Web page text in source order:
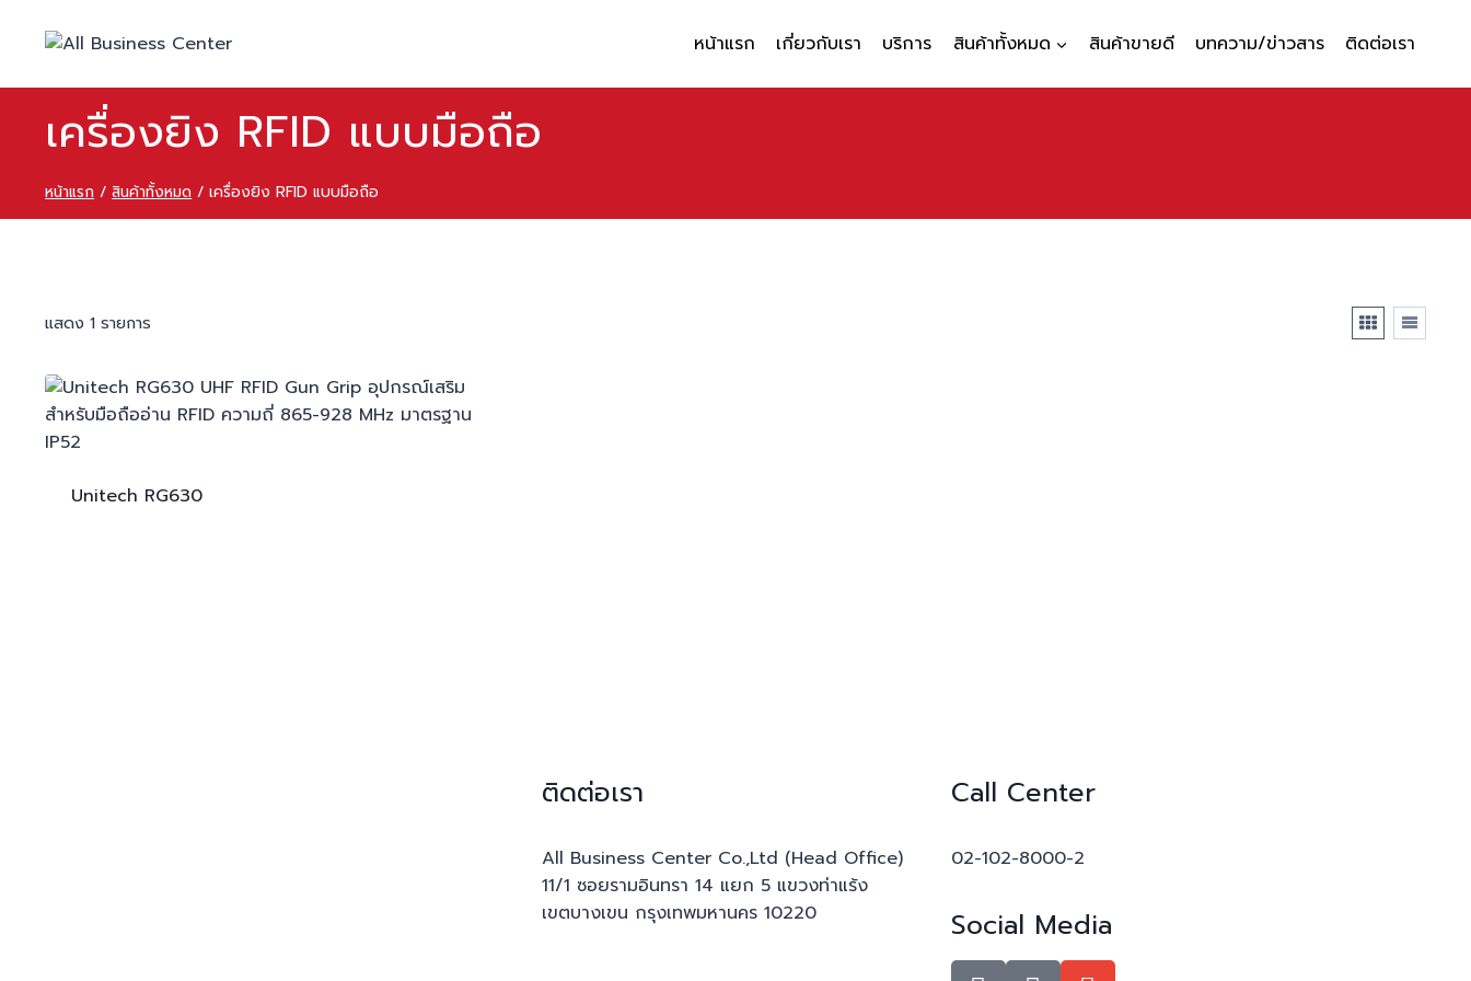
หน้าแรก เกี่ยวกับเรา บริการ สินค้าทั้งหมด สินค้าขายดี บทความ/ข่าวสาร ติดต่อเรา
เครื่องยิง RFID แบบมือถือ
หน้าแรก / สินค้าทั้งหมด / เครื่องยิง RFID แบบมือถือ
แสดง 1 รายการ
Unitech RG630
ติดต่อเรา
All Business Center Co.,Ltd (Head Office)
11/1 ซอยรามอินทรา 14 แยก 5 แขวงท่าแร้ง
เขตบางเขน กรุงเทพมหานคร 10220
Call Center
02-102-8000-2
Social Media